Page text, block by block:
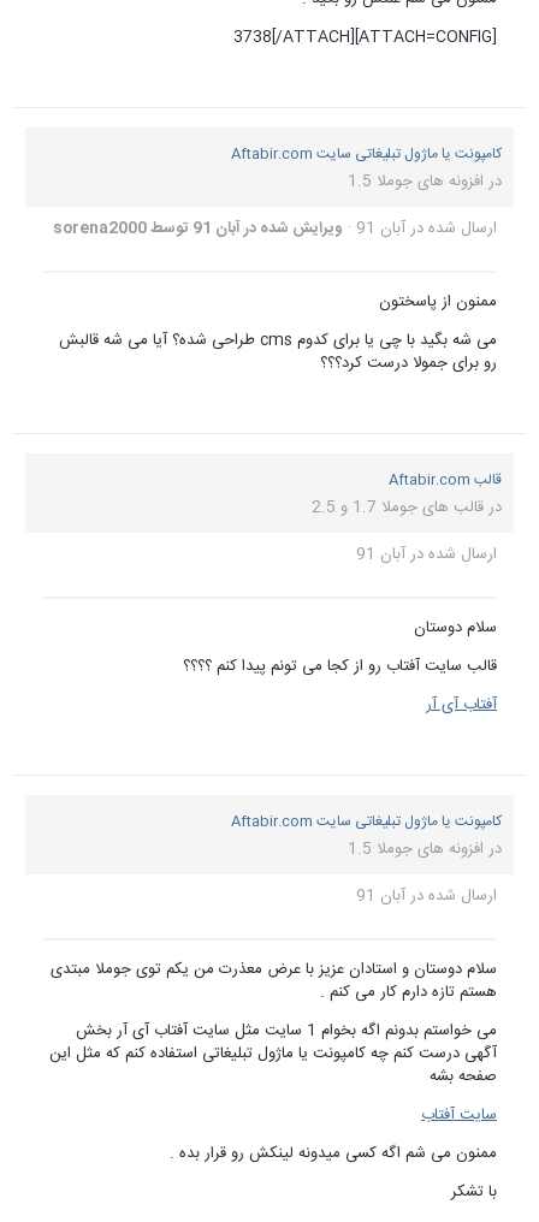
[ATTACH=CONFIG]3738[/ATTACH]
کامپونت یا ماژول تبلیغاتی سایت Aftabir.com
در افزونه های جوملا 1.5
ارسال شده درآبان 91 · ویرایش شده درآبان 91 توسط sorena2000
ممنون از پاسختون
می شه بگید با چی یا برای کدوم cms طراحی شده؟ آیا می شه قالبش
رو برای جمولا درست کرد؟؟؟
قالب Aftabir.com
درقالب های جوملا 1.7 و 2.5
ارسال شده درآبان 91
سلام دوستان
قالب سایت آفتاب رو از کجا می تونم پیدا کنم ؟؟؟؟
آفتاب آی آر
کامپونت یا ماژول تبلیغاتی سایت Aftabir.com
در افزونه های جوملا 1.5
ارسال شده درآبان 91
سلام دوستان و استادان عزیز با عرض معذرت من یکم توی جوملا مبتدی
هستم تازه دارم کار می کنم .
می خواستم بدونم اگه بخوام 1 سایت مثل سایت آفتاب آی آر بخش
آگهی درست کنم چه کامپونت یا ماژول تبلیغاتی استفاده کنم که مثل این
صفحه بشه
سایت آفتاب
ممنون می شم اگه کسی میدونه لینکش رو قرار بده .
با تشکر